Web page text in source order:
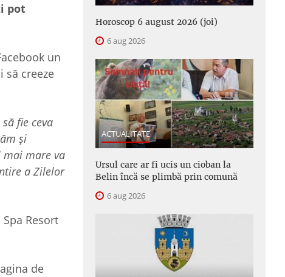
pot
un
să creeze
fie ceva
și
mai mare va
a Zilelor
Resort
de
Horoscop 6 august 2026 (joi)
6 aug 2026
ACTUALITATE
Ursul care ar fi ucis un cioban la
Belin încă se plimbă prin comună
6 aug 2026